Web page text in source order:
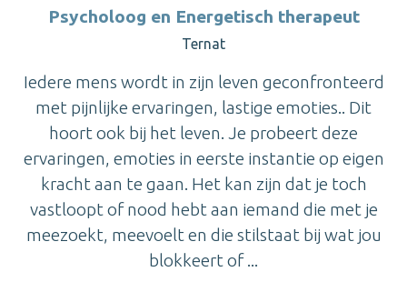
Psycholoog en Energetisch therapeut
Ternat
Iedere mens wordt in zijn leven geconfronteerd
met pijnlijke ervaringen, lastige emoties.. Dit
hoort ook bij het leven. Je probeert deze
ervaringen, emoties in eerste instantie op eigen
kracht aan te gaan. Het kan zijn dat je toch
vastloopt of nood hebt aan iemand die met je
meezoekt, meevoelt en die stilstaat bij wat jou
blokkeert of ...